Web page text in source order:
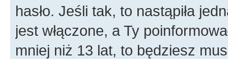
hasło. Jeśli tak, to nastąpiła
jest włączone, a Ty
mniej niż 13 lat, to będziesz